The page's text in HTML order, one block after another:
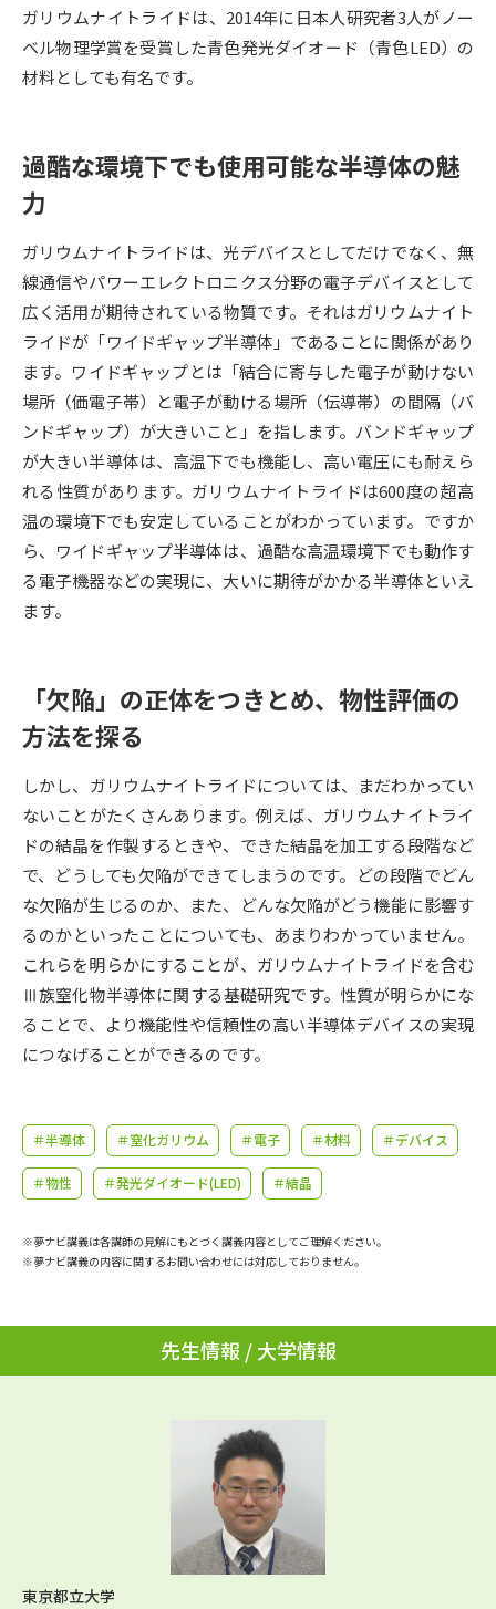
大学で学べる内容や特徴を調べる
データサイエンス特集 奨学金・特待生制度特集
新学年スタート号特集ページ
（高3生用）
新学年スタート号特集ページ
SELFBRAND特集ページ
オープンキャンパスなどを調べる
オープンキャンパス検索 実施プログラムから探す
来場型・Web型イベント特集 夢ナビライブ
志望校・出願校を調べる
先輩が入学を決めた理由 テレメール全国一斉進学調査
新生活お役立ちガイド
学問発見 学問検索
大学で学びたい学問発見
学問のミニ講義「夢ナビ講義」 学問分野解説
学問の教科書 夢ナビライブ
ユーザーサポート
お支払いについて
受付内容・発送状況の確認
テレメール進学カタログ
訂正のご案内
ガリウムナイトライドは、2014年に日本人研究者3人がノー
ベル物理学賞を受賞した青色発光ダイオード（青色LED）の
材料としても有名です。
過酷な環境下でも使用可能な半導体の魅
力
ガリウムナイトライドは、光デバイスとしてだけでなく、無
線通信やパワーエレクトロニクス分野の電子デバイスとして
広く活用が期待されている物質です。それはガリウムナイト
ライドが「ワイドギャップ半導体」であることに関係があり
ます。ワイドギャップとは「結合に寄与した電子が動けない
場所（価電子帯）と電子が動ける場所（伝導帯）の間隔（バ
ンドギャップ）が大きいこと」を指します。バンドギャップ
が大きい半導体は、高温下でも機能し、高い電圧にも耐えら
れる性質があります。ガリウムナイトライドは600度の超高
温の環境下でも安定していることがわかっています。ですか
ら、ワイドギャップ半導体は、過酷な高温環境下でも動作す
る電子機器などの実現に、大いに期待がかかる半導体といえ
ます。
「欠陥」の正体をつきとめ、物性評価の
方法を探る
しかし、ガリウムナイトライドについては、まだわかってい
ないことがたくさんあります。例えば、ガリウムナイトライ
ドの結晶を作製するときや、できた結晶を加工する段階など
で、どうしても欠陥ができてしまうのです。どの段階でどん
な欠陥が生じるのか、また、どんな欠陥がどう機能に影響す
るのかといったことについても、あまりわかっていません。
これらを明らかにすることが、ガリウムナイトライドを含む
Ⅲ族窒化物半導体に関する基礎研究です。性質が明らかにな
ることで、より機能性や信頼性の高い半導体デバイスの実現
につなげることができるのです。
＃半導体 ＃窒化ガリウム ＃電子 ＃材料 ＃デバイス
＃物性 ＃発光ダイオード(LED) ＃結晶
※夢ナビ講義は各講師の見解にもとづく講義内容としてご理解ください。
※夢ナビ講義の内容に関するお問い合わせには対応しておりません。
先生情報 / 大学情報
東京都立大学